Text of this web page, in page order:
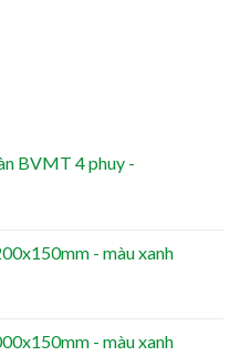
BVMT 4 phuy -
- màu xanh
- màu xanh